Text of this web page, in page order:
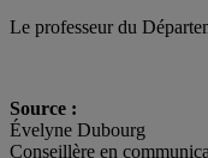
Le professeur du
Source :
Évelyne Dubourg
Conseillère en